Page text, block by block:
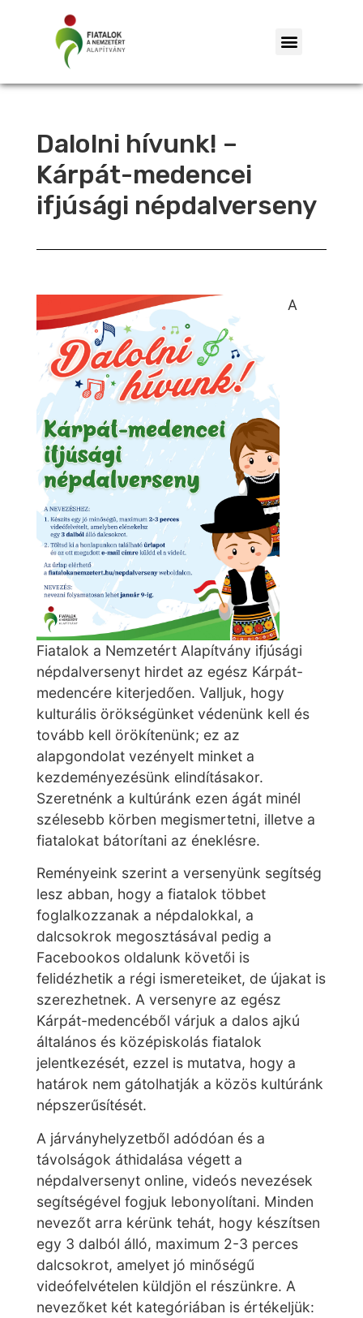
Dalolni hívunk! –
Kárpát-medencei
ifjúsági népdalverseny
A
Fiatalok a Nemzetért Alapítvány ifjúsági
népdalversenyt hirdet az egész Kárpát-
medencére kiterjedően. Valljuk, hogy
kulturális örökségünket védenünk kell és
tovább kell örökítenünk; ez az
alapgondolat vezényelt minket a
kezdeményezésünk elindításakor.
Szeretnénk a kultúránk ezen ágát minél
szélesebb körben megismertetni, illetve a
fiatalokat bátorítani az éneklésre.
Reményeink szerint a versenyünk segítség
lesz abban, hogy a fiatalok többet
foglalkozzanak a népdalokkal, a
dalcsokrok megosztásával pedig a
Facebookos oldalunk követői is
felidézhetik a régi ismereteiket, de újakat is
szerezhetnek. A versenyre az egész
Kárpát-medencéből várjuk a dalos ajkú
általános és középiskolás fiatalok
jelentkezését, ezzel is mutatva, hogy a
határok nem gátolhatják a közös kultúránk
népszerűsítését.
A járványhelyzetből adódóan és a
távolságok áthidalása végett a
népdalversenyt online, videós nevezések
segítségével fogjuk lebonyolítani. Minden
nevezőt arra kérünk tehát, hogy készítsen
egy 3 dalból álló, maximum 2-3 perces
dalcsokrot, amelyet jó minőségű
videófelvételen küldjön el részünkre. A
nevezőket két kategóriában is értékeljük: